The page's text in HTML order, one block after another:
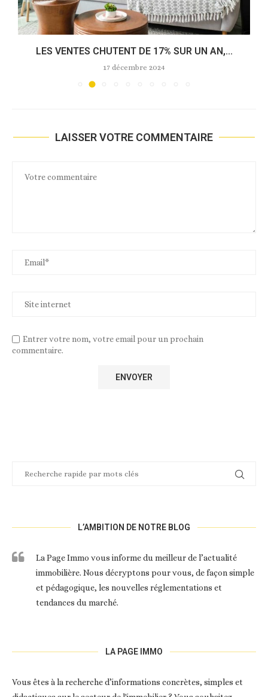
LES VENTES CHUTENT DE 17% SUR UN AN,...
17 décembre 2024
LAISSER VOTRE COMMENTAIRE
Entrer votre nom, votre email pour un prochain
commentaire.
L’AMBITION DE NOTRE BLOG
La Page Immo vous informe du meilleur de l’actualité
immobilière. Nous décryptons pour vous, de façon simple
et pédagogique, les nouvelles réglementations et
tendances du marché.
LA PAGE IMMO
Vous êtes à la recherche d’informations concrètes, simples et